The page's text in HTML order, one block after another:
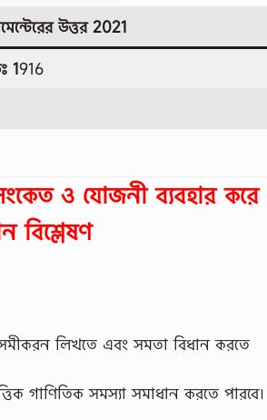
উত্তর2021
1916
ও যােজনী ব্যবহার করে
বিশ্লেষণ
লিখতে এবং সমতা বিধান করতে
গাণিতিক সমস্যা সমাধান করতে পারবে।